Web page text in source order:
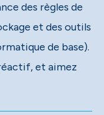
des règles de
et des outils
de base).
et aimez